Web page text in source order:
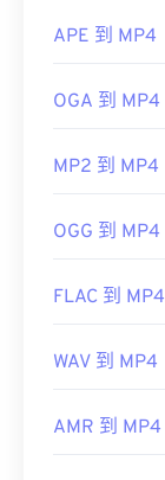
標準：ISO/
https://
4.html
APE 到 MP4
OGA 到 MP4
MP2 到 MP4
OGG 到 MP4
FLAC 到 MP4
WAV 到 MP4
AMR 到 MP4